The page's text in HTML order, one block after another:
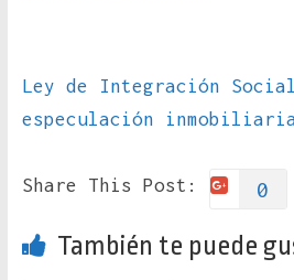
Ley de Integración
especulación
Share This Post: 0
También te puede